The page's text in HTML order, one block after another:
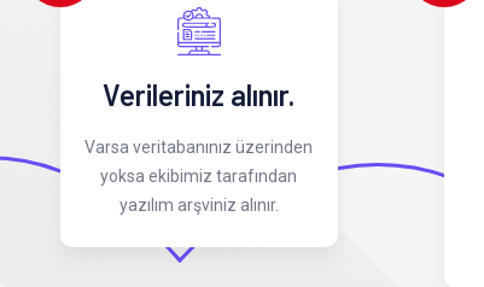
Verileriniz alınır.
Varsa veritabanınız üzerinden
yoksa ekibimiz tarafından
yazılım arşviniz alınır.